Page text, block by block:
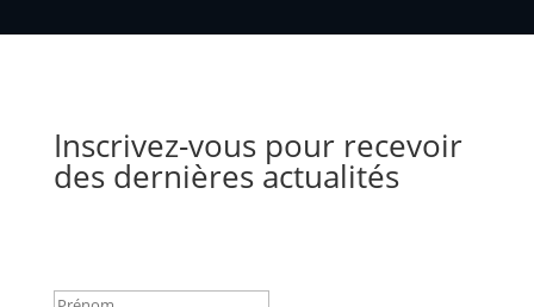
Inscrivez-vous pour recevoir
des dernières actualités